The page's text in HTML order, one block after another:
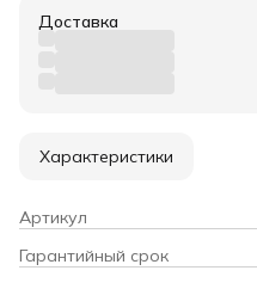
Доставка
Характеристики
Артикул
Гарантийный срок